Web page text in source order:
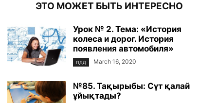
ЭТО МОЖЕТ БЫТЬ ИНТЕРЕСНО
Урок № 2. Тема: «История
колеса и дорог. История
появления автомобиля»
ПДД March 16, 2020
№85. Тақырыбы: Сүт қалай
ұйықтады?